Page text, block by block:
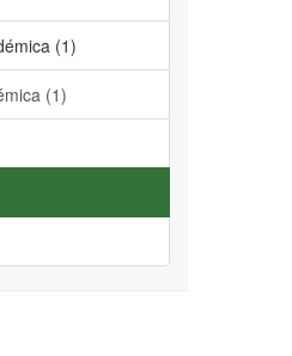
(1)
(1)